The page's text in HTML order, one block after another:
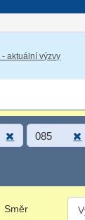
aktuální výzvy
085
Směr